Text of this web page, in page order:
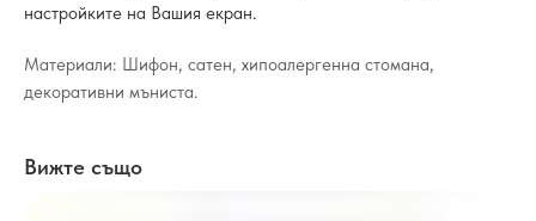
настройките на Вашия екран.
Материали: Шифон, сатен, хипоалергенна стомана,
декоративни мъниста.
Вижте също